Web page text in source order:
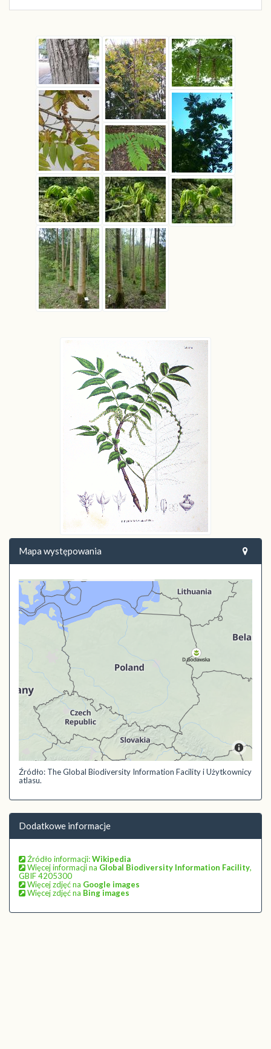
Mapa występowania
Źródło: The Global Biodiversity Information Facility i Użytkownicy
atlasu.
Dodatkowe informacje
Źródło informacji:Wikipedia
Więcej informacji na Global Biodiversity Information Facility,
GBIF 4205300
Więcej zdjęć na Google images
Więcej zdjęć na Bing images